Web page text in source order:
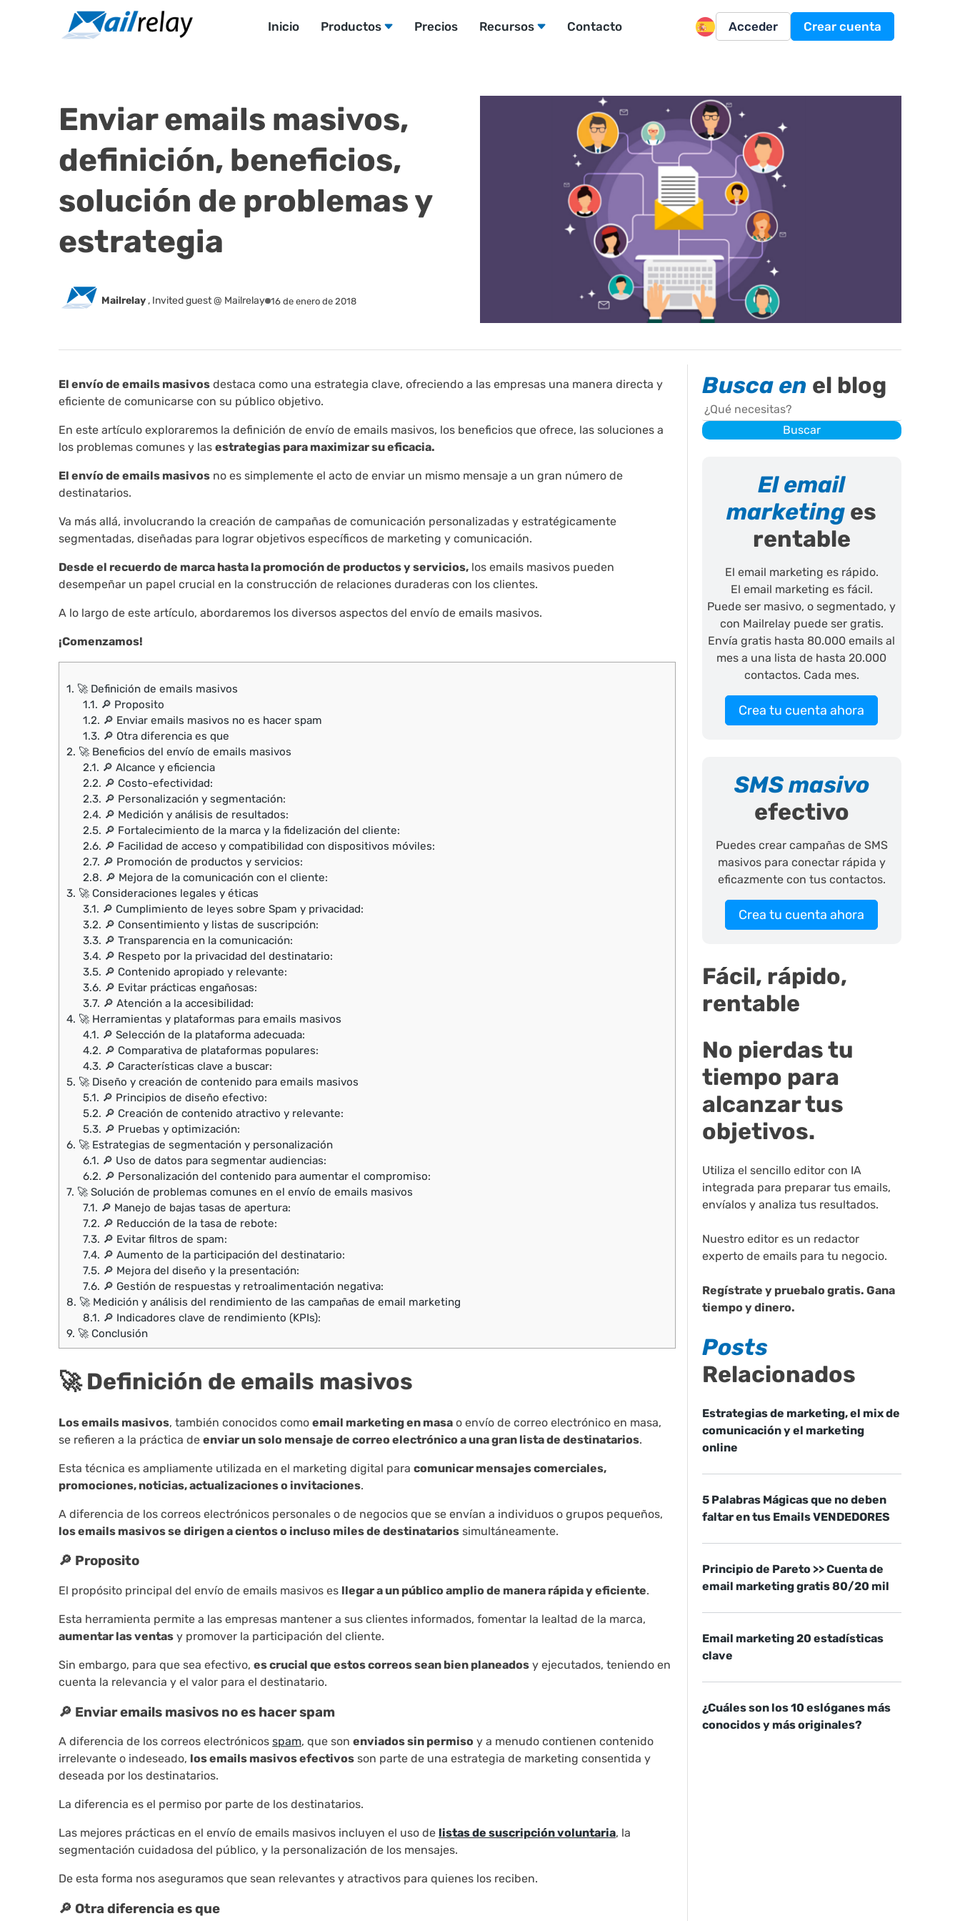
Inicio Productos Precios Recursos Contacto Acceder Crear cuenta
Enviar emails masivos,
definición, beneficios,
solución de problemas y
estrategia
Mailrelay , Invited guest @ Mailrelay 16 de enero de 2018
El envío de emails masivos destaca como una estrategia clave, ofreciendo a las empresas una manera directa y
eficiente de comunicarse con su público objetivo.
En este artículo exploraremos la definición de envío de emails masivos, los beneficios que ofrece, las soluciones a
los problemas comunes y las estrategias para maximizar su eficacia.
El envío de emails masivos no es simplemente el acto de enviar un mismo mensaje a un gran número de
destinatarios.
Va más allá, involucrando la creación de campañas de comunicación personalizadas y estratégicamente
segmentadas, diseñadas para lograr objetivos específicos de marketing y comunicación.
Desde el recuerdo de marca hasta la promoción de productos y servicios, los emails masivos pueden
desempeñar un papel crucial en la construcción de relaciones duraderas con los clientes.
A lo largo de este artículo, abordaremos los diversos aspectos del envío de emails masivos.
¡Comenzamos!
1. 🚀 Definición de emails masivos
1.1. 🔎 Proposito
1.2. 🔎 Enviar emails masivos no es hacer spam
1.3. 🔎 Otra diferencia es que
2. 🚀 Beneficios del envío de emails masivos
2.1. 🔎 Alcance y eficiencia
2.2. 🔎 Costo-efectividad:
2.3. 🔎 Personalización y segmentación:
2.4. 🔎 Medición y análisis de resultados:
2.5. 🔎 Fortalecimiento de la marca y la fidelización del cliente:
2.6. 🔎 Facilidad de acceso y compatibilidad con dispositivos móviles:
2.7. 🔎 Promoción de productos y servicios:
2.8. 🔎 Mejora de la comunicación con el cliente:
3. 🚀 Consideraciones legales y éticas
3.1. 🔎 Cumplimiento de leyes sobre Spam y privacidad:
3.2. 🔎 Consentimiento y listas de suscripción:
3.3. 🔎 Transparencia en la comunicación:
3.4. 🔎 Respeto por la privacidad del destinatario:
3.5. 🔎 Contenido apropiado y relevante:
3.6. 🔎 Evitar prácticas engañosas:
3.7. 🔎 Atención a la accesibilidad:
4. 🚀 Herramientas y plataformas para emails masivos
4.1. 🔎 Selección de la plataforma adecuada:
4.2. 🔎 Comparativa de plataformas populares:
4.3. 🔎 Características clave a buscar:
5. 🚀 Diseño y creación de contenido para emails masivos
5.1. 🔎 Principios de diseño efectivo:
5.2. 🔎 Creación de contenido atractivo y relevante:
5.3. 🔎 Pruebas y optimización:
6. 🚀 Estrategias de segmentación y personalización
6.1. 🔎 Uso de datos para segmentar audiencias:
6.2. 🔎 Personalización del contenido para aumentar el compromiso:
7. 🚀 Solución de problemas comunes en el envío de emails masivos
7.1. 🔎 Manejo de bajas tasas de apertura:
7.2. 🔎 Reducción de la tasa de rebote:
7.3. 🔎 Evitar filtros de spam:
7.4. 🔎 Aumento de la participación del destinatario:
7.5. 🔎 Mejora del diseño y la presentación:
7.6. 🔎 Gestión de respuestas y retroalimentación negativa:
8. 🚀 Medición y análisis del rendimiento de las campañas de email marketing
8.1. 🔎 Indicadores clave de rendimiento (KPIs):
9. 🚀 Conclusión
🚀 Definición de emails masivos
Los emails masivos, también conocidos como email marketing en masa o envío de correo electrónico en masa,
se refieren a la práctica de enviar un solo mensaje de correo electrónico a una gran lista de destinatarios.
Esta técnica es ampliamente utilizada en el marketing digital para comunicar mensajes comerciales,
promociones, noticias, actualizaciones o invitaciones.
A diferencia de los correos electrónicos personales o de negocios que se envían a individuos o grupos pequeños,
los emails masivos se dirigen a cientos o incluso miles de destinatarios simultáneamente.
🔎 Proposito
El propósito principal del envío de emails masivos es llegar a un público amplio de manera rápida y eficiente.
Esta herramienta permite a las empresas mantener a sus clientes informados, fomentar la lealtad de la marca,
aumentar las ventas y promover la participación del cliente.
Sin embargo, para que sea efectivo, es crucial que estos correos sean bien planeados y ejecutados, teniendo en
cuenta la relevancia y el valor para el destinatario.
🔎 Enviar emails masivos no es hacer spam
A diferencia de los correos electrónicos spam, que son enviados sin permiso y a menudo contienen contenido
irrelevante o indeseado, los emails masivos efectivos son parte de una estrategia de marketing consentida y
deseada por los destinatarios.
La diferencia es el permiso por parte de los destinatarios.
Las mejores prácticas en el envío de emails masivos incluyen el uso de listas de suscripción voluntaria, la
segmentación cuidadosa del público, y la personalización de los mensajes.
De esta forma nos aseguramos que sean relevantes y atractivos para quienes los reciben.
🔎 Otra diferencia es que
Busca en el blog
Buscar
Buscar
El email
marketing es
rentable
El email marketing es rápido.
El email marketing es fácil.
Puede ser masivo, o segmentado, y
con Mailrelay puede ser gratis.
Envía gratis hasta 80.000 emails al
mes a una lista de hasta 20.000
contactos. Cada mes.
Crea tu cuenta ahora
SMS masivo
efectivo
Puedes crear campañas de SMS
masivos para conectar rápida y
eficazmente con tus contactos.
Crea tu cuenta ahora
Fácil, rápido,
rentable
No pierdas tu
tiempo para
alcanzar tus
objetivos.
Utiliza el sencillo editor con IA
integrada para preparar tus emails,
envíalos y analiza tus resultados.
Nuestro editor es un redactor
experto de emails para tu negocio.
Regístrate y pruebalo gratis. Gana
tiempo y dinero.
Posts
Relacionados
Estrategias de marketing, el mix de
comunicación y el marketing
online
5 Palabras Mágicas que no deben
faltar en tus Emails VENDEDORES
Principio de Pareto >> Cuenta de
email marketing gratis 80/20 mil
Email marketing 20 estadísticas
clave
¿Cuáles son los 10 eslóganes más
conocidos y más originales?